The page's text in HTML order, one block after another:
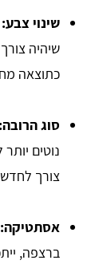
שינוי צבע:
שיהיה
כתוצאה
סוג הרובה:
נוטים
צורך לחדש
אסתטיקה:
ברצפה,